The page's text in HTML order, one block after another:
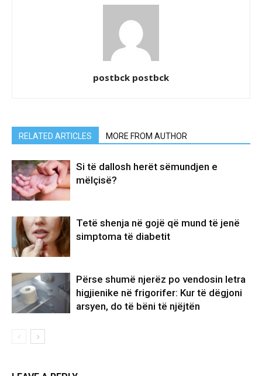
postbck postbck
RELATED ARTICLES MORE FROM AUTHOR
Si të dallosh herët sëmundjen e
mëlçisë?
Tetë shenja në gojë që mund të jenë
simptoma të diabetit
Përse shumë njerëz po vendosin letra
higjienike në frigorifer: Kur të dëgjoni
arsyen, do të bëni të njëjtën